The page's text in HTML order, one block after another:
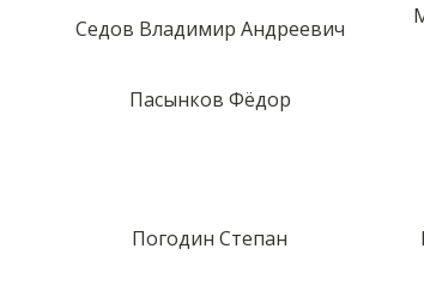
Седов Владимир Андреевич
Пасынков Фёдор
Погодин Степан